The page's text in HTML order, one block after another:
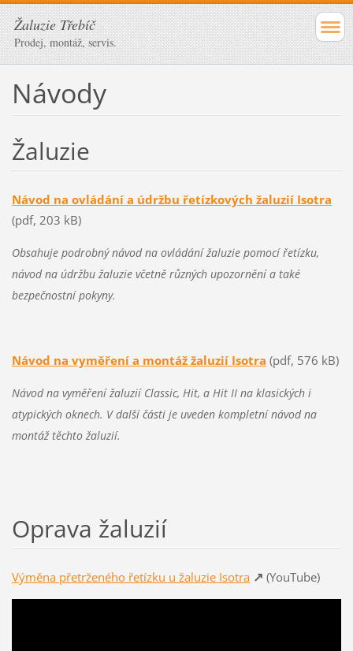
Žaluzie Třebíč
Prodej, montáž, servis.
Návody
Žaluzie
Návod na ovládání a údržbu řetízkových žaluzií Isotra
(pdf, 203 kB)
Obsahuje podrobný návod na ovládání žaluzie pomocí řetízku,
návod na údržbu žaluzie včetně různých upozornění a také
bezpečnostní pokyny.
Návod na vyměření a montáž žaluzií Isotra (pdf, 576 kB)
Návod na vyměření žaluzií Classic, Hit, a Hit II na klasických i
atypických oknech. V další části je uveden kompletní návod na
montáž těchto žaluzií.
Oprava žaluzií
Výměna přetrženého řetízku u žaluzie Isotra ↗ (YouTube)